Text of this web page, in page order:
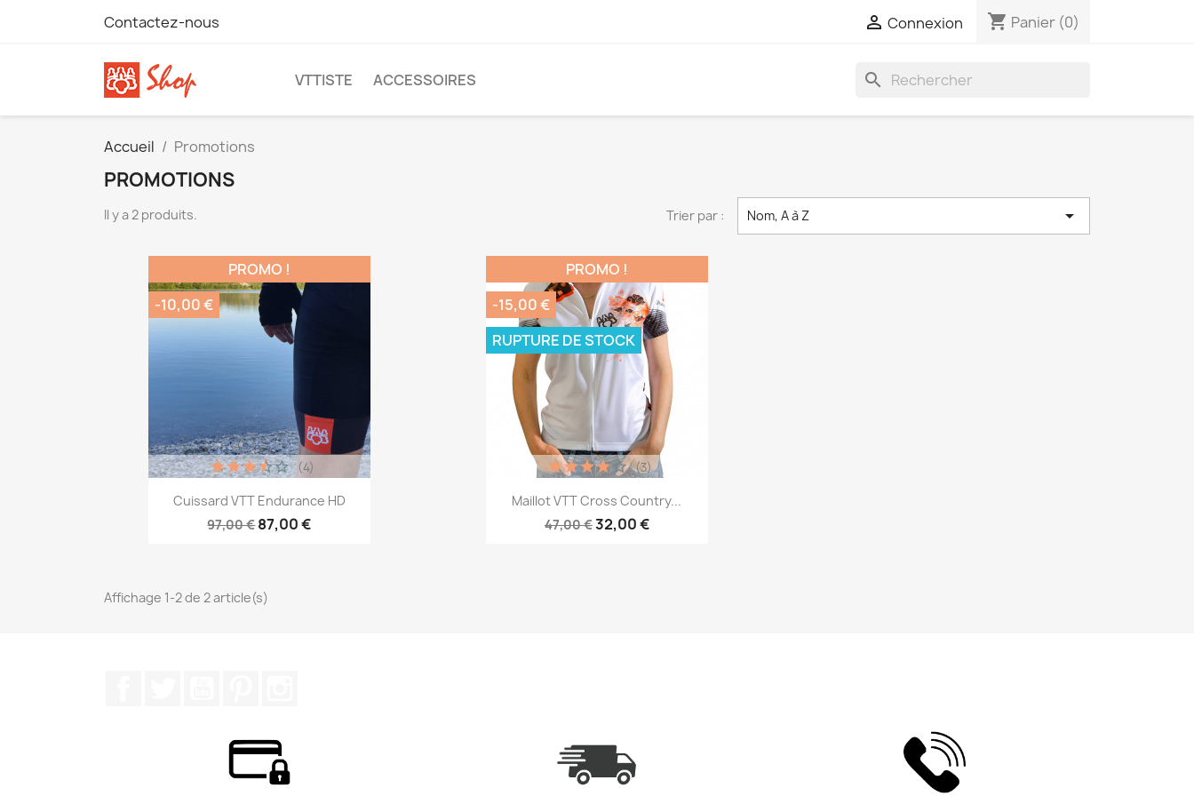
Contactez-nous  Connexion shopping_cart Panier (0)
VTTISTE ACCESSOIRES search
Accueil Promotions
PROMOTIONS
Il y a 2 produits. Trier par : Nom, A à Z 
Aperçu rapide
Cuissard VTT Endurance HD
97,00 €87,00 €
(4)
PROMO !
-10,00 €
Aperçu rapide
Maillot VTT Cross Country...
47,00 €32,00 €
(3)
PROMO !
-15,00 €
RUPTURE DE STOCK
Affichage 1-2 de 2 article(s)